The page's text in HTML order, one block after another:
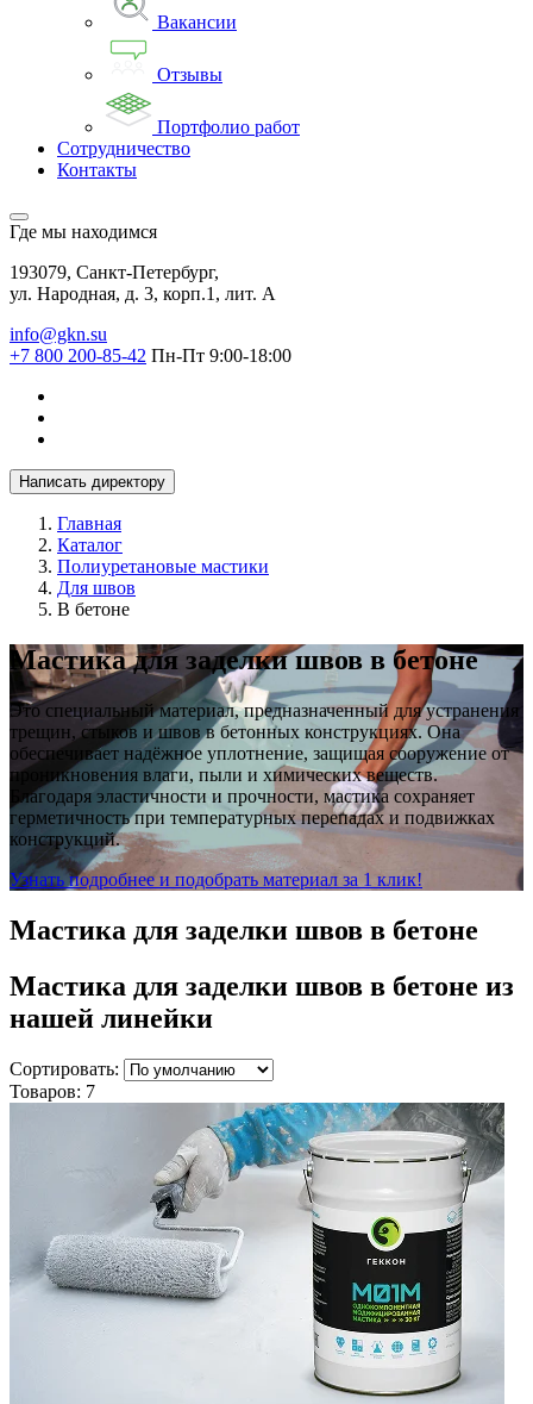
Вакансии
Отзывы
Портфолио работ
Сотрудничество
Контакты
Где мы находимся
193079, Санкт-Петербург,
ул. Народная, д. 3, корп.1, лит. А
info@gkn.su
+7 800 200-85-42 Пн-Пт 9:00-18:00
Написать директору
Главная
Каталог
Полиуретановые мастики
Для швов
В бетоне
Мастика для заделки швов в бетоне
Это специальный материал, предназначенный для устранения
трещин, стыков и швов в бетонных конструкциях. Она
обеспечивает надёжное уплотнение, защищая сооружение от
проникновения влаги, пыли и химических веществ.
Благодаря эластичности и прочности, мастика сохраняет
герметичность при температурных перепадах и подвижках
конструкций.
Узнать подробнее и подобрать материал за 1 клик!
Мастика для заделки швов в бетоне
Мастика для заделки швов в бетоне из
нашей линейки
Сортировать:
Товаров: 7